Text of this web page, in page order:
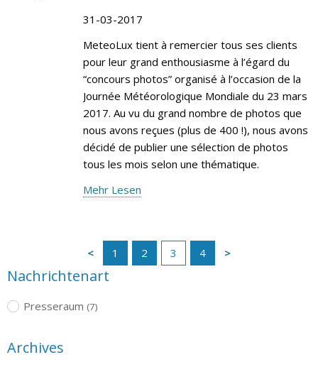
31-03-2017
MeteoLux tient à remercier tous ses clients
pour leur grand enthousiasme à l’égard du
“concours photos” organisé à l’occasion de la
Journée Météorologique Mondiale du 23 mars
2017. Au vu du grand nombre de photos que
nous avons reçues (plus de 400 !), nous avons
décidé de publier une sélection de photos
tous les mois selon une thématique.
Mehr Lesen
1 2 3 4
Nachrichtenart
Presseraum (7)
Archives